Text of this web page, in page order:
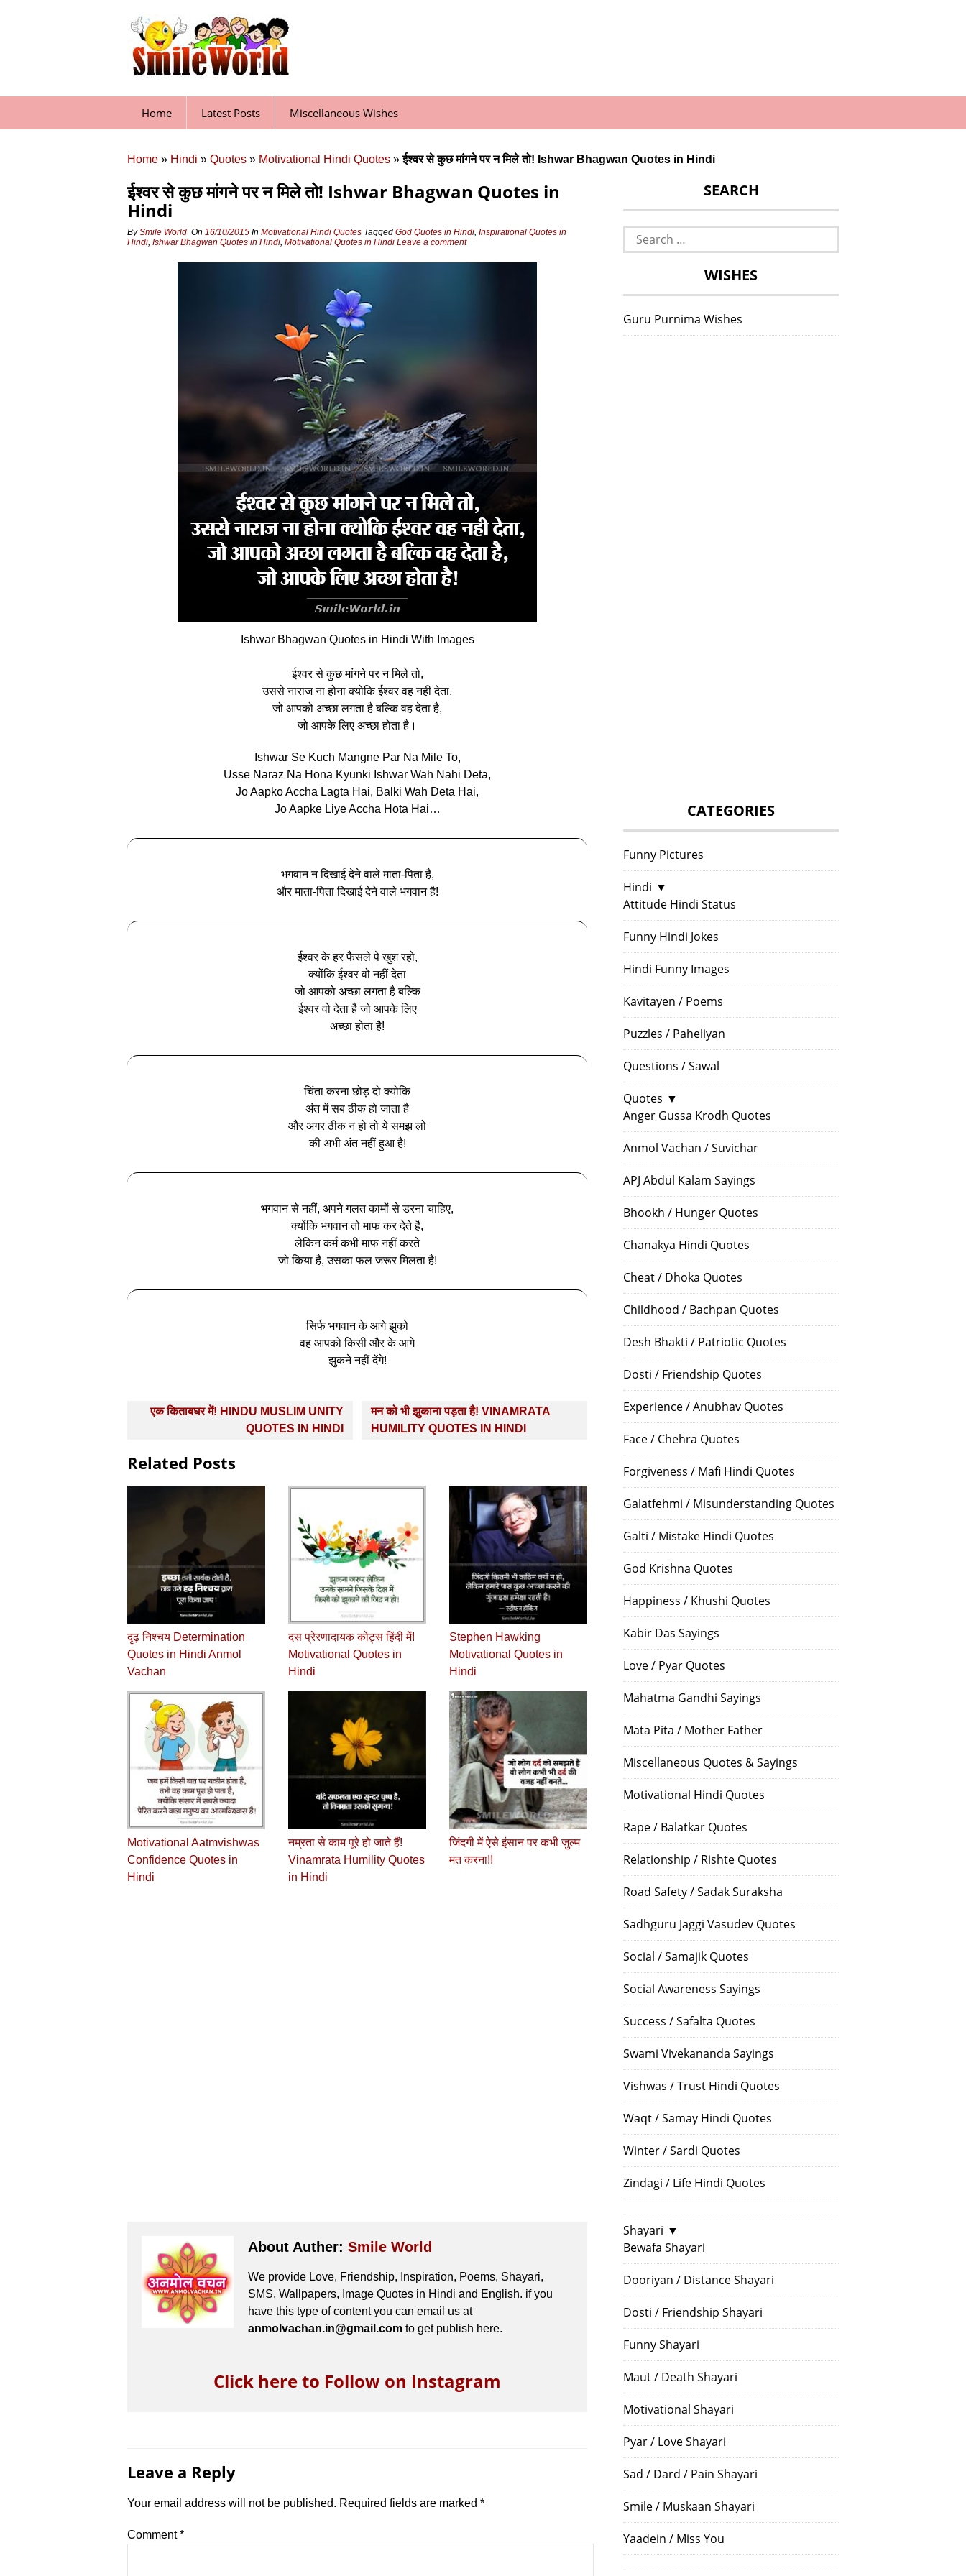
Home Latest Posts Miscellaneous Wishes
Home » Hindi » Quotes » Motivational Hindi Quotes »ईश्वर से कुछ मांगने पर न मिले तो! Ishwar Bhagwan Quotes in Hindi
ईश्वर से कुछ मांगने पर न मिले तो! Ishwar Bhagwan Quotes in
Hindi
BySmile World On 16/10/2015 In Motivational Hindi Quotes Tagged God Quotes in Hindi, Inspirational Quotes in
Hindi, Ishwar Bhagwan Quotes in Hindi, Motivational Quotes in Hindi Leave a comment
Ishwar Bhagwan Quotes in Hindi With Images
ईश्वर से कुछ मांगने पर न मिले तो,
उससे नाराज ना होना क्योकि ईश्वर वह नही देता,
जो आपको अच्छा लगता है बल्कि वह देता है,
जो आपके लिए अच्छा होता है।
Ishwar Se Kuch Mangne Par Na Mile To,
Usse Naraz Na Hona Kyunki Ishwar Wah Nahi Deta,
Jo Aapko Accha Lagta Hai, Balki Wah Deta Hai,
Jo Aapke Liye Accha Hota Hai…
भगवान न दिखाई देने वाले माता-पिता है,
और माता-पिता दिखाई देने वाले भगवान है!
ईश्वर के हर फैसले पे खुश रहो,
क्योंकि ईश्वर वो नहीं देता
जो आपको अच्छा लगता है बल्कि
ईश्वर वो देता है जो आपके लिए
अच्छा होता है!
चिंता करना छोड़ दो क्योकि
अंत में सब ठीक हो जाता है
और अगर ठीक न हो तो ये समझ लो
की अभी अंत नहीं हुआ है!
भगवान से नहीं, अपने गलत कामों से डरना चाहिए,
क्योंकि भगवान तो माफ कर देते है,
लेकिन कर्म कभी माफ नहीं करते
जो किया है, उसका फल जरूर मिलता है!
सिर्फ भगवान के आगे झुको
वह आपको किसी और के आगे
झुकने नहीं देंगे!
Postएक किताबघर में! HINDU MUSLIM UNITY
QUOTES IN HINDI
मन को भी झुकाना पड़ता है! VINAMRATA
HUMILITY QUOTES IN HINDI
Related Posts
दृढ़ निश्चय Determination
Quotes in Hindi Anmol
Vachan
दस प्रेरणादायक कोट्स हिंदी में!
Motivational Quotes in
Hindi
Stephen Hawking
Motivational Quotes in
Hindi
Motivational Aatmvishwas
Confidence Quotes in
Hindi
नम्रता से काम पूरे हो जाते हैं!
Vinamrata Humility Quotes
in Hindi
जिंदगी में ऐसे इंसान पर कभी जुल्‍म
मत करना!!
About Auther: Smile World
We provide Love, Friendship, Inspiration, Poems, Shayari,
SMS, Wallpapers, Image Quotes in Hindi and English. if you
have this type of content you can email us at
anmolvachan.in@gmail.com to get publish here.
Click here to Follow on Instagram
Leave a Reply
Your email address will not be published. Required fields are marked *
Comment*
SEARCH
Search
for:
WISHES
Guru Purnima Wishes
CATEGORIES
Funny Pictures
Hindi ▼
Attitude Hindi Status
Funny Hindi Jokes
Hindi Funny Images
Kavitayen / Poems
Puzzles / Paheliyan
Questions / Sawal
Quotes ▼
Anger Gussa Krodh Quotes
Anmol Vachan / Suvichar
APJ Abdul Kalam Sayings
Bhookh / Hunger Quotes
Chanakya Hindi Quotes
Cheat / Dhoka Quotes
Childhood / Bachpan Quotes
Desh Bhakti / Patriotic Quotes
Dosti / Friendship Quotes
Experience / Anubhav Quotes
Face / Chehra Quotes
Forgiveness / Mafi Hindi Quotes
Galatfehmi / Misunderstanding Quotes
Galti / Mistake Hindi Quotes
God Krishna Quotes
Happiness / Khushi Quotes
Kabir Das Sayings
Love / Pyar Quotes
Mahatma Gandhi Sayings
Mata Pita / Mother Father
Miscellaneous Quotes & Sayings
Motivational Hindi Quotes
Rape / Balatkar Quotes
Relationship / Rishte Quotes
Road Safety / Sadak Suraksha
Sadhguru Jaggi Vasudev Quotes
Social / Samajik Quotes
Social Awareness Sayings
Success / Safalta Quotes
Swami Vivekananda Sayings
Vishwas / Trust Hindi Quotes
Waqt / Samay Hindi Quotes
Winter / Sardi Quotes
Zindagi / Life Hindi Quotes
Shayari ▼
Bewafa Shayari
Dooriyan / Distance Shayari
Dosti / Friendship Shayari
Funny Shayari
Maut / Death Shayari
Motivational Shayari
Pyar / Love Shayari
Sad / Dard / Pain Shayari
Smile / Muskaan Shayari
Yaadein / Miss You